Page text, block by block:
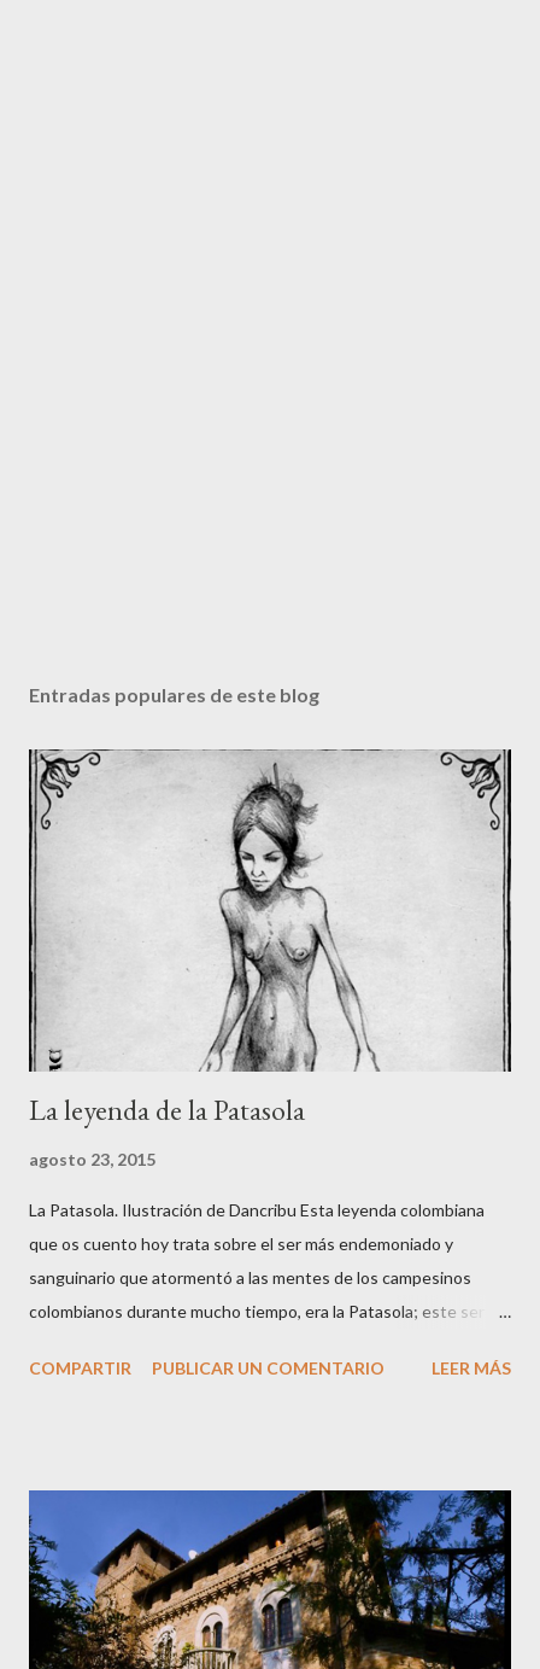
Entradas populares de este blog
La leyenda de la Patasola
agosto 23, 2015
La Patasola. Ilustración de Dancribu Esta leyenda colombiana
que os cuento hoy trata sobre el ser más endemoniado y
sanguinario que atormentó a las mentes de los campesinos
colombianos durante mucho tiempo, era la Patasola; este ser
una hermosa mujer que avanzaba dando grandes saltos con la
Patasola es el espíritu de una mujer infiel que tenía amores con
el jefe de su marido; cuando éste descubrió el engaño mató a su
jefe con un machete y a ella le cortó una pierna y salió corriendo
su única pierna hasta que se desangró y murió. También cuentan
que era una mujer que perdió una pierna por estar cortando leña
COMPARTIR PUBLICAR UN COMENTARIO LEER MÁS